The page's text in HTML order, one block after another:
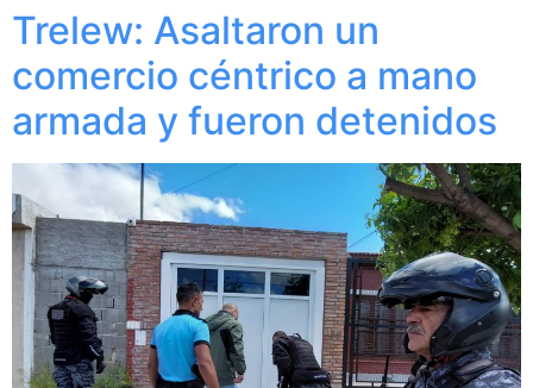
Trelew: Asaltaron un
comercio céntrico a mano
armada y fueron detenidos